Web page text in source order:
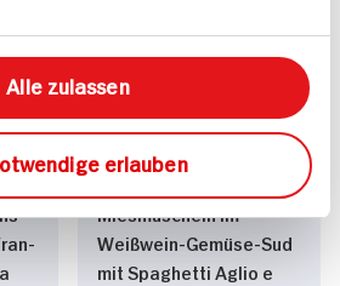
Alle zulassen
erlauben
Miesmuscheln im
Weißwein-Gemüse-Sud
mit Spaghetti Aglio e